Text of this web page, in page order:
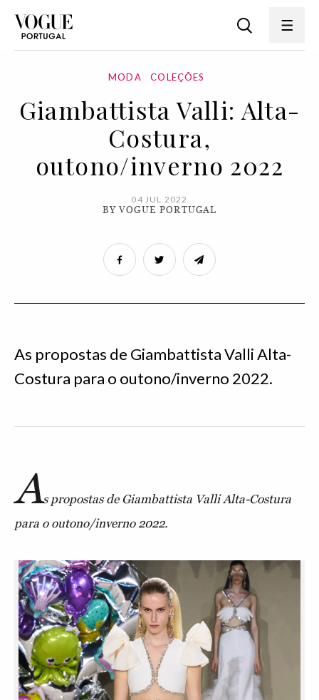
MODA COLEÇÕES
Giambattista Valli: Alta-
Costura,
outono/inverno 2022
04 JUL 2022
BY VOGUE PORTUGAL
As propostas de Giambattista Valli Alta-
Costura para o outono/inverno 2022.
As propostas de Giambattista Valli Alta-Costura
para o outono/inverno 2022.